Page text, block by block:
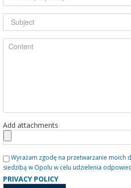
Add attachments
Wyrażam zgodę na przetwarzanie moich
siedzibą w Opolu w celu udzielenia
PRIVACY POLICY